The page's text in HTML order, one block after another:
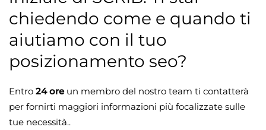
chiedendo come e quando ti
aiutiamo con il tuo
posizionamento seo?
Entro 24 oreun membro del nostro team ti contatterà
per fornirti maggiori informazioni più focalizzate sulle
tue necessità..